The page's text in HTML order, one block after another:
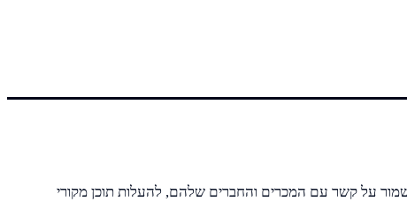
על קשר עם המכרים והחברים שלהם, להעלות תוכן מקורי